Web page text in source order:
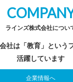
ラインズ株式会社につい
社は「教育」という
活躍しています
企業情報へ